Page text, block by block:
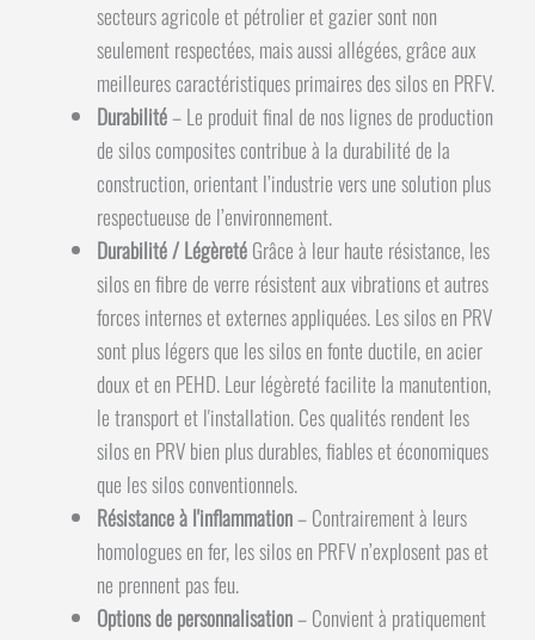
secteurs agricole et pétrolier et gazier sont non
seulement respectées, mais aussi allégées, grâce aux
meilleures caractéristiques primaires des silos en PRFV.
Durabilité– Le produit final de nos lignes de production
de silos composites contribue à la durabilité de la
construction, orientant l’industrie vers une solution plus
respectueuse de l’environnement.
Durabilité / LégèretéGrâce à leur haute résistance, les
silos en fibre de verre résistent aux vibrations et autres
forces internes et externes appliquées. Les silos en PRV
sont plus légers que les silos en fonte ductile, en acier
doux et en PEHD. Leur légèreté facilite la manutention,
le transport et l'installation. Ces qualités rendent les
silos en PRV bien plus durables, fiables et économiques
que les silos conventionnels.
Résistance à l'inflammation– Contrairement à leurs
homologues en fer, les silos en PRFV n’explosent pas et
ne prennent pas feu.
Options de personnalisation– Convient à pratiquement